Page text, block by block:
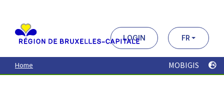
contenu
principal
LOGIN FR
Home MOBIGIS